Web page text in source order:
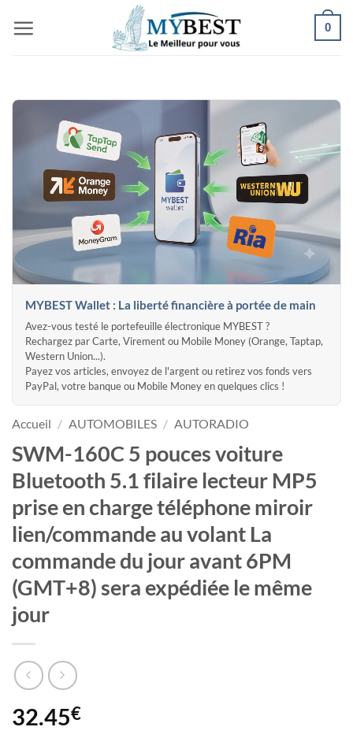
au
0
MYBEST Wallet : La liberté financière à portée de main
Avez-vous testé le portefeuille électronique MYBEST ?
Rechargez par Carte, Virement ou Mobile Money (Orange, Taptap,
Western Union...).
Payez vos articles, envoyez de l'argent ou retirez vos fonds vers
PayPal, votre banque ou Mobile Money en quelques clics !
Accueil / AUTOMOBILES / AUTORADIO
SWM-160C 5 pouces voiture
Bluetooth 5.1 filaire lecteur MP5
prise en charge téléphone miroir
lien/commande au volant La
commande du jour avant 6PM
(GMT+8) sera expédiée le même
jour
32.45€